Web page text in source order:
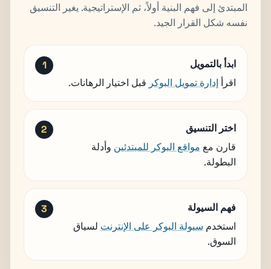
المبتدئ إلى فهم البنية أولاً، ثم الإستراتيجية. يغير التنسيق
نفسه شكل القرار الجيد.
ابدأ بالتمويل
اقرأ إدارة تمويل البوكر قبل اختيار الرهانات.
اختر التنسيق
قارن مع مواقع البوكر للمبتدئين وأدلة
البطولة.
فهم السيولة
استخدم سيولة البوكر على الإنترنت لسياق
السوق.